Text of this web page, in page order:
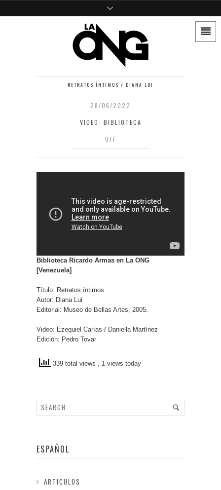
RETRATOS ÍNTIMOS / DIANA LUI
28/06/2022
VIDEO: BIBLIOTECA
OFF
Biblioteca Ricardo Armas en La ONG
[Venezuela]
Título: Retratos íntimos
Autor: Diana Lui
Editorial: Museo de Bellas Artes, 2005.
Video: Ezequiel Carías / Daniella Martínez
Edición: Pedro Tovar
339 total views , 1 views today
ESPAÑOL
ARTICULOS